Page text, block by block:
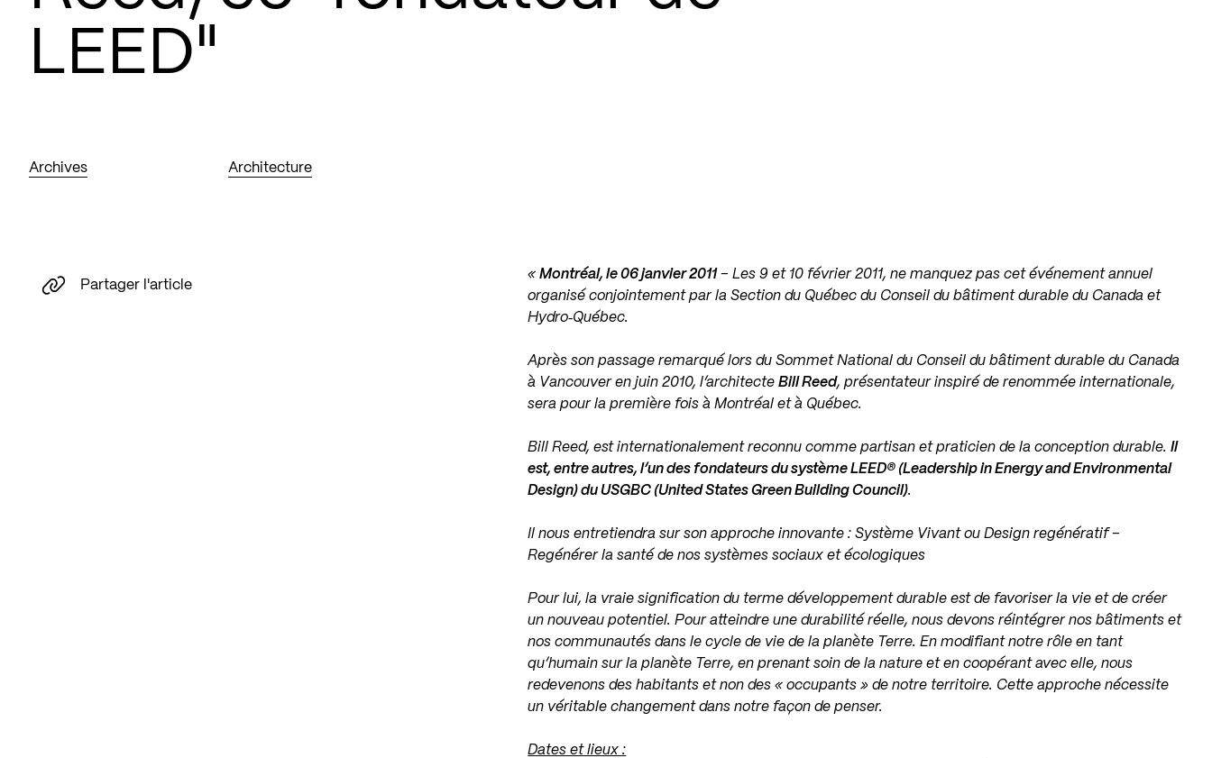
LEED"
Archives Architecture
«Montréal, le 06 janvier 2011 – Les 9 et 10 février 2011, ne manquez pas cet événement annuel
organisé conjointement par la Section du Québec du Conseil du bâtiment durable du Canada et
Hydro‐Québec.
Après son passage remarqué lors du Sommet National du Conseil du bâtiment durable du Canada
à Vancouver en juin 2010, l’architecteBill Reed, présentateur inspiré de renommée internationale,
sera pour la première fois à Montréal et à Québec.
Bill Reed, est internationalement reconnu comme partisan et praticien de la conception durable.Il
est, entre autres, l’un des fondateurs du système LEED® (Leadership in Energy and Environmental
Design) du USGBC (United States Green Building Council).
Il nous entretiendra sur son approche innovante : Système Vivant ou Design regénératif –
Regénérer la santé de nos systèmes sociaux et écologiques
Pour lui, la vraie signification du terme développement durable est de favoriser la vie et de créer
un nouveau potentiel. Pour atteindre une durabilité réelle, nous devons réintégrer nos bâtiments et
nos communautés dans le cycle de vie de la planète Terre. En modifiant notre rôle en tant
qu’humain sur la planète Terre, en prenant soin de la nature et en coopérant avec elle, nous
redevenons des habitants et non des « occupants » de notre territoire. Cette approche nécessite
un véritable changement dans notre façon de penser.
Dates et lieux :
Partager l'article